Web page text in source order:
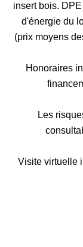
insert bois.
d'énergie du
(prix moyens
Honoraires
Les
Visite virtuelle